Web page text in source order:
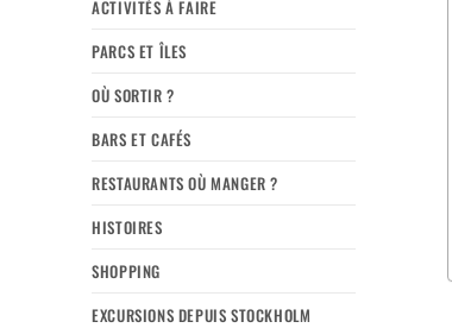
ACTIVITÉS À FAIRE
PARCS ET ÎLES
OÙ SORTIR ?
BARS ET CAFÉS
RESTAURANTS OÙ MANGER ?
HISTOIRES
SHOPPING
EXCURSIONS DEPUIS STOCKHOLM